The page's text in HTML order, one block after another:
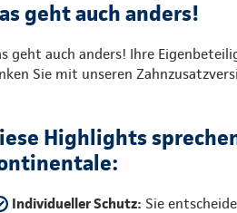
geht auch anders!
geht auch anders! Ihre
Sie mit unseren
Highlights
Individueller Schutz: Sie